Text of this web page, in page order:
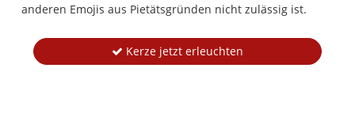
anderen Emojis aus Pietätsgründen nicht zulässig ist.
Kerze jetzt erleuchten